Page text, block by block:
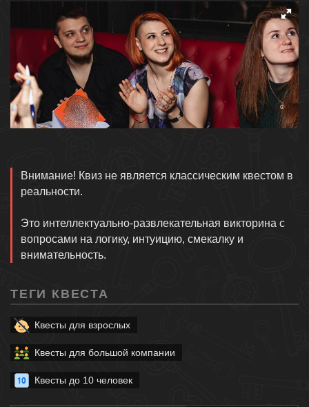
Описание
Внимание! Квиз не является классическим квестом в
реальности.
Это интеллектуально-развлекательная викторина с
вопросами на логику, интуицию, смекалку и
внимательность.
ТЕГИ КВЕСТА
Квесты для взрослых
Квесты для большой компании
Квесты до 10 человек